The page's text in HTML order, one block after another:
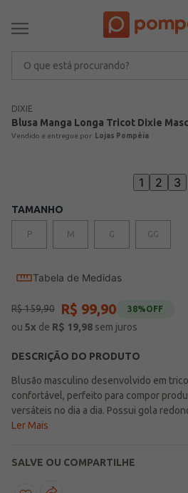
DIXIE
Blusa Manga Longa Tricot Dixie
Lojas Pompéia
1 2 3
TAMANHO
P M G GG
Tabela de Medidas
R$159,90 R$ 99,90 38%OFF
ou 5x de R$ 19,98 sem juros
DESCRIÇÃO DO PRODUTO
Blusão masculino desenvolvido em
confortável, perfeito para compor
versáteis no dia a dia. Possui gola
acabamentos em pontos canelados que
praticidade e muito estilo para a rotina.
versátil, ideal para acompanhar os dias
Ler Mais
SALVE OU COMPARTILHE